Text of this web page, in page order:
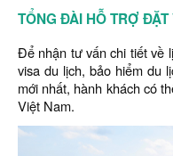
TỔNG ĐÀI HỖ TRỢ
Để nhận tư vấn chi tiết về
visa du lịch, bảo hiểm du
mới nhất, hành khách có
Việt Nam.